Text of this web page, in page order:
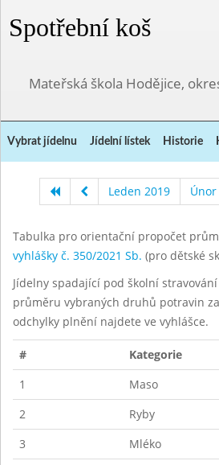
Spotřební koš
Mateřská škola Hodějice,
Vybrat jídelnu Jídelní lístek Historie
Leden 2019 Únor
Tabulka pro orientační propočet
vyhlášky č. 350/2021 Sb. (pro dětské
Jídelny spadající pod školní
průměru vybraných druhů potravin
odchylky plnění najdete ve vyhlášce.
#
Kategorie
1
Maso
2
Ryby
3
Mléko